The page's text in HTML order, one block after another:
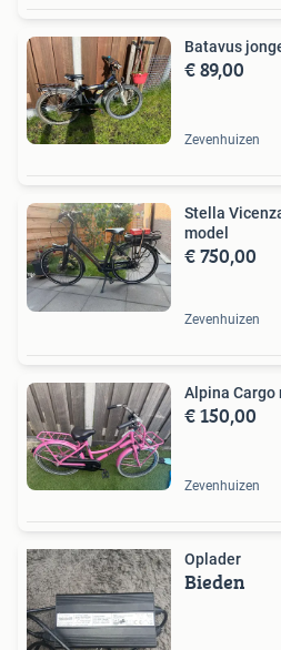
Batavus
€ 89,00
Zevenhuizen
Stella
model
€ 750,00
Zevenhuizen
Alpina Cargo
€ 150,00
Zevenhuizen
Oplader
Bieden